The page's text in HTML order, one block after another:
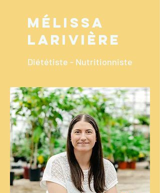
MÉlissa
larivière
Diététiste - Nutritionniste